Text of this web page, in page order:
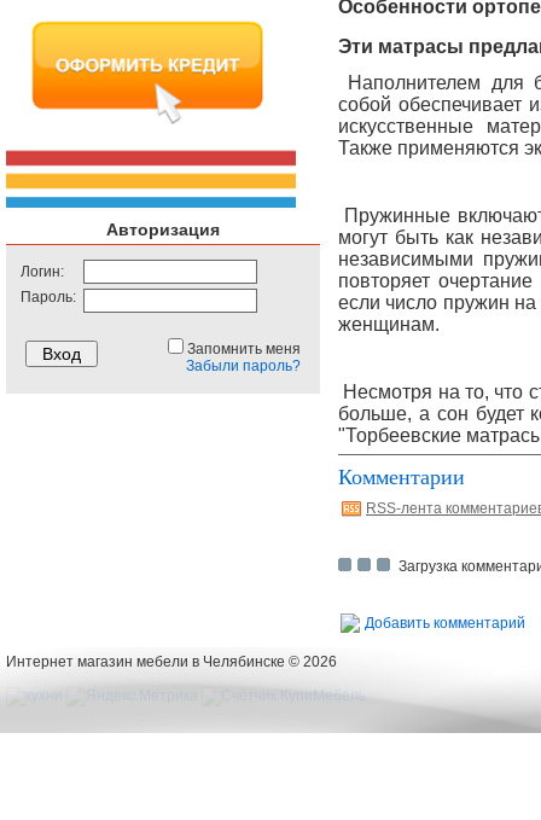
Авторизация
Логин:
Пароль:
Запомнить меня
Забыли пароль?
Особенности
Эти матрасы
Наполнителем для
собой обеспечивает
искусственные
Также применяются
Пружинные
могут быть как
независимыми
повторяет
если число пружин
женщинам.
Несмотря на то, что
больше, а сон будет
"Торбеевские
Комментарии
RSS-лента
Загрузка
Добавить комментарий
Интернет магазин мебели в Челябинске © 2026